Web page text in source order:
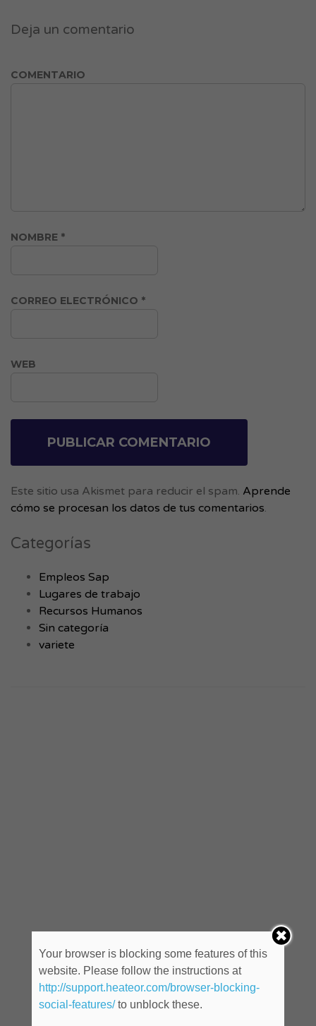
Deja un comentario
COMENTARIO
NOMBRE *
CORREO ELECTRÓNICO *
WEB
Este sitio usa Akismet para reducir el spam. Aprende
cómo se procesan los datos de tus comentarios.
Categorías
Empleos Sap
Lugares de trabajo
Recursos Humanos
Sin categoría
variete
Your browser is blocking some features of this
website. Please follow the instructions at
http://support.heateor.com/browser-blocking-
social-features/to unblock these.